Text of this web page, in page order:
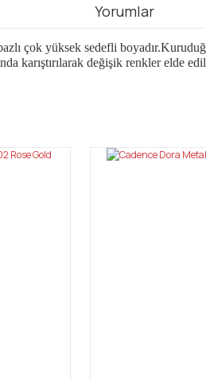
Yorumlar
çok yüksek sedefli
karıştırılarak değişik renkler elde
ve diğer konularda